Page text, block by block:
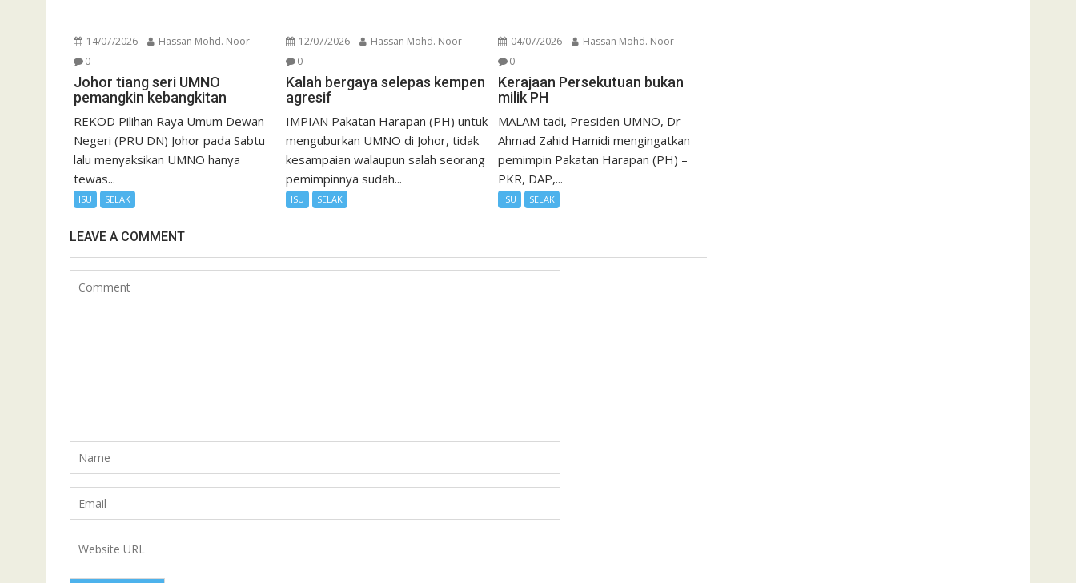
14/07/2026
Hassan Mohd. Noor
0
Johor tiang seri UMNO
pemangkin kebangkitan
REKOD Pilihan Raya Umum Dewan
Negeri (PRU DN) Johor pada Sabtu
lalu menyaksikan UMNO hanya
tewas...
ISU SELAK
12/07/2026
Hassan Mohd. Noor
0
Kalah bergaya selepas kempen
agresif
IMPIAN Pakatan Harapan (PH) untuk
menguburkan UMNO di Johor, tidak
kesampaian walaupun salah seorang
pemimpinnya sudah...
ISU SELAK
04/07/2026
Hassan Mohd. Noor
0
Kerajaan Persekutuan bukan
milik PH
MALAM tadi, Presiden UMNO, Dr
Ahmad Zahid Hamidi mengingatkan
pemimpin Pakatan Harapan (PH) –
PKR, DAP,...
ISU SELAK
LEAVE A COMMENT